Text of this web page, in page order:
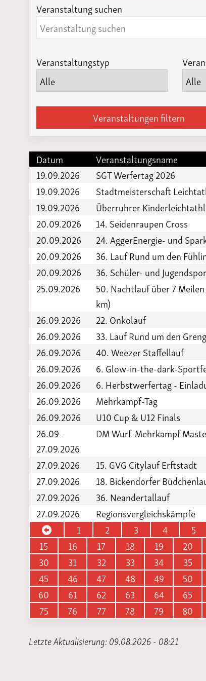
2023
Veranstaltung suchen
Veranstaltungstyp
Veranstaltungen filtern
Datum Veranstaltungsname
19.09.2026
SGT Werfertag 2026
19.09.2026
Stadtmeisterschaft
19.09.2026
Überruhrer
20.09.2026
14. Seidenraupen Cross
20.09.2026
24. AggerEnergie- und
20.09.2026
36. Lauf Rund um den
20.09.2026
36. Schüler- und
25.09.2026
50. Nachtlauf über 7
km)
26.09.2026
22. Onkolauf
26.09.2026
33. Lauf Rund um den
26.09.2026
40. Weezer Staffellauf
26.09.2026
6. Glow-in-the-dark-
26.09.2026
6. Herbstwerfertag -
26.09.2026
Mehrkampf-Tag
26.09.2026
U10 Cup & U12 Finals
26.09 -
27.09.2026
DM Wurf-Mehrkampf
27.09.2026
15. GVG Citylauf Erftstadt
27.09.2026
18. Bickendorfer
27.09.2026
36. Neandertallauf
27.09.2026
Regionsvergleichskämpfe
1
2 3 4 5
15
16 17 18 19 20
30
31 32 33 34 35
45
46 47 48 49 50
60
61 62 63 64 65
75
76 77 78 79 80
Letzte Aktualisierung: 09.08.2026 - 08:21